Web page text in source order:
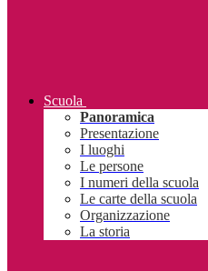
Scuola
Panoramica
Presentazione
I luoghi
Le persone
I numeri della scuola
Le carte della scuola
Organizzazione
La storia